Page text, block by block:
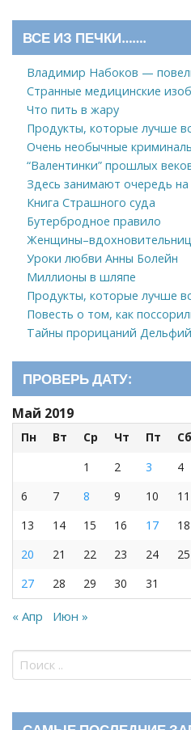
ВСЕ ИЗ ПЕЧКИ…….
Владимир Набоков —
Странные медицинские
Что пить в жару
Продукты, которые лучше
Очень необычные
“Валентинки” прошлых
Здесь занимают очередь
Книга Страшного суда
Бутербродное правило
Уроки любви Анны Болейн
Миллионы в шляпе
Продукты, которые лучше
Повесть о том, как
Тайны прорицаний
ПРОВЕРЬ ДАТУ:
Май 2019
Пн Вт Ср Чт Пт Сб
1
2 3 4
6
7 8 9 10 11
13
14 15 16 17 18
20
21 22 23 24 25
27
28 29 30 31
« Апр Июн »